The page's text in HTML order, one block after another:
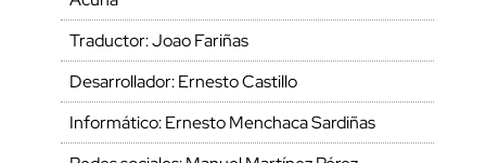
Traductor: Joao Fariñas
Desarrollador: Ernesto Castillo
Informático: Ernesto Menchaca Sardiñas